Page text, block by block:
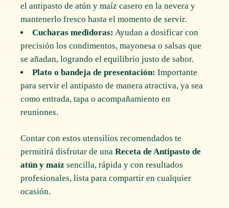
el antipasto de atún y maíz casero en la nevera y
mantenerlo fresco hasta el momento de servir.
Cucharas medidoras: Ayudan a dosificar con
precisión los condimentos, mayonesa o salsas que
se añadan, logrando el equilibrio justo de sabor.
Plato o bandeja de presentación: Importante
para servir el antipasto de manera atractiva, ya sea
como entrada, tapa o acompañamiento en
reuniones.
Contar con estos utensilios recomendados te
permitirá disfrutar de unaReceta de Antipasto de
atún y maíz sencilla, rápida y con resultados
profesionales, lista para compartir en cualquier
ocasión.